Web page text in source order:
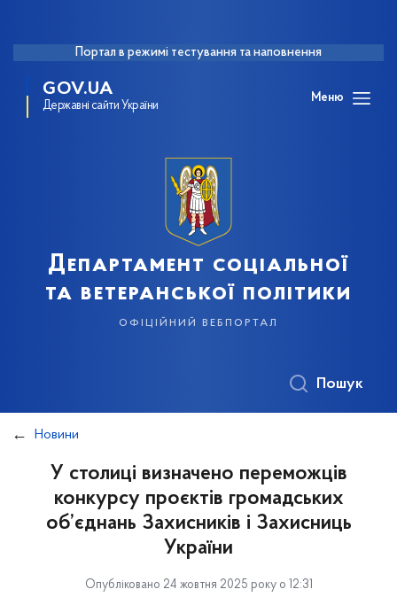
Портал в режимі тестування та наповнення
GOV.UA
Державні сайти України
Меню
Департамент соціальної
та ветеранської політики
офіційний вебпортал
Пошук
Новини
У столиці визначено переможців
конкурсу проєктів громадських
об’єднань Захисників і Захисниць
України
Опубліковано 24 жовтня 2025 року о 12:31